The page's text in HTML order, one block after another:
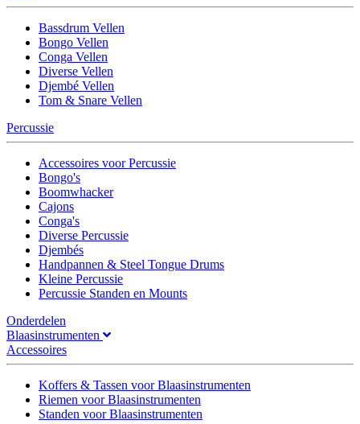
Bassdrum Vellen
Bongo Vellen
Conga Vellen
Diverse Vellen
Djembé Vellen
Tom & Snare Vellen
Percussie
Accessoires voor Percussie
Bongo's
Boomwhacker
Cajons
Conga's
Diverse Percussie
Djembés
Handpannen & Steel Tongue Drums
Kleine Percussie
Percussie Standen en Mounts
Onderdelen
Blaasinstrumenten
Accessoires
Koffers & Tassen voor Blaasinstrumenten
Riemen voor Blaasinstrumenten
Standen voor Blaasinstrumenten